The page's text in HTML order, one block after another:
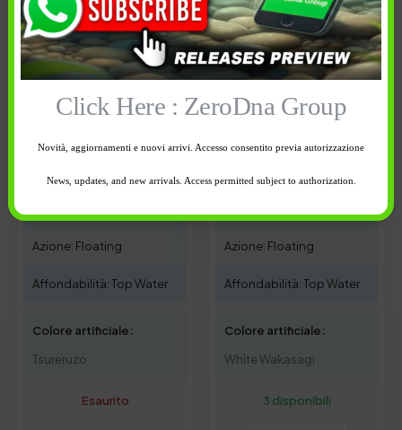
Azione: Floating
Affondabilità: Top Water
Colore artificiale:
Tsureruzo
Esaurito
Azione: Floating
Affondabilità: Top Water
Colore artificiale:
White Wakasagi
3 disponibili
Click Here : ZeroDna Group
Novità, aggiornamenti e nuovi arrivi. Accesso consentito previa autorizzazione
News, updates, and new arrivals. Access permitted subject to authorization.